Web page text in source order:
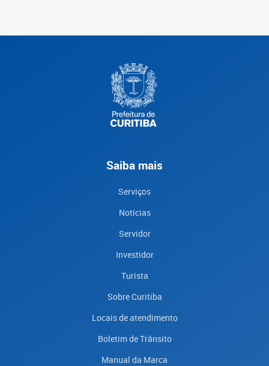
Saiba mais
Serviços
Notícias
Servidor
Investidor
Turista
Sobre Curitiba
Locais de atendimento
Boletim de Trânsito
Manual da Marca